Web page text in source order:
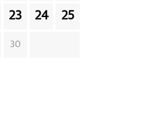
23 24 25
30